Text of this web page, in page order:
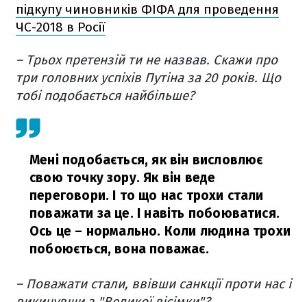
підкупу чиновників ФІФА для проведення
ЧС-2018 в Росії
– Трьох претензій ти не назвав. Скажи про
три головних успіхів Путіна за 20 років. Що
тобі подобається найбільше?
Мені подобається, як він висловлює
свою точку зору. Як він веде
переговори. І то що нас трохи стали
поважати за це. І навіть побоюватися.
Ось це – нормально. Коли людина трохи
побоюється, вона поважає.
– Поважати стали, ввівши санкції проти нас і